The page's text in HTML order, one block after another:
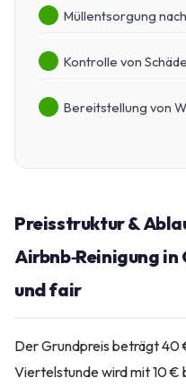
Müllentsorgung
Kontrolle von
Bereitstellung von
Preisstruktur &
Airbnb‑Reinigung
und fair
Der Grundpreis beträgt
Viertelstunde wird mit 10 €